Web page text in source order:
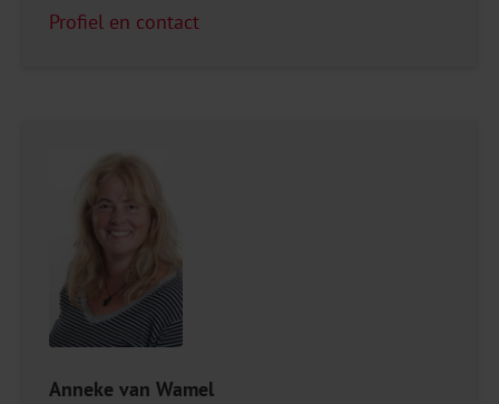
Profiel en contact
Anneke van Wamel